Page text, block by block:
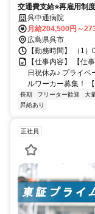
交通費支給⭐️再雇用制
オススメ✨研修支援有
呉中通病院
月給204,500円～
広島県呉市
【勤務時間】 （1
【仕事内容】 【仕
日祝休み♪ プライ
ルワーカー募集！
長期 フリーター歓迎 大
昇給あり
正社員